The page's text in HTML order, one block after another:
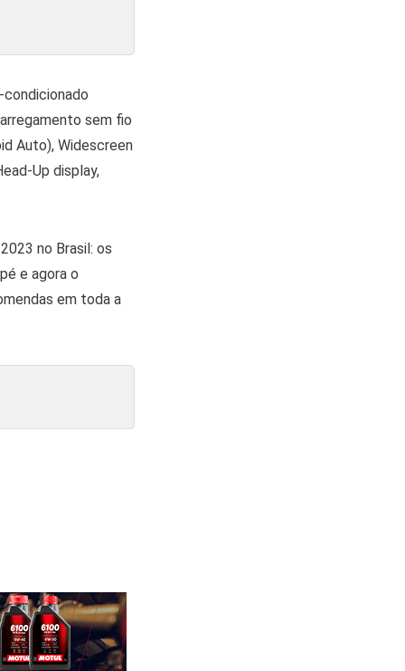
sem fio
Auto), Widescreen
Up display,
no Brasil: os
e agora o
em toda a